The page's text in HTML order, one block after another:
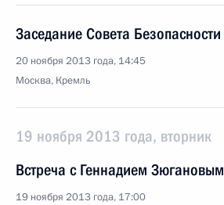
Заседание Совета Безопасности
20 ноября 2013 года, 14:45
Москва, Кремль
19 ноября 2013 года, вторник
Встреча с Геннадием Зюгановым
19 ноября 2013 года, 17:00